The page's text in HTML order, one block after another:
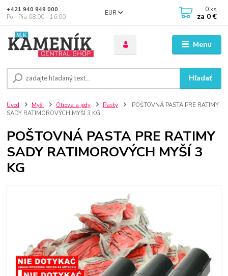
Menu
EUR
Hľadať
+421 940 949 000
Po - Pia 08:00 - 16:00
0 ks
za 0 €
Úvod Myši Otrova a jedy Pasty
POŠTOVNÁ PASTA PRE RATIMY
SADY RATIMOROVÝCH MYŠÍ 3 KG
POŠTOVNÁ PASTA PRE RATIMY
SADY RATIMOROVÝCH MYŠÍ 3
KG